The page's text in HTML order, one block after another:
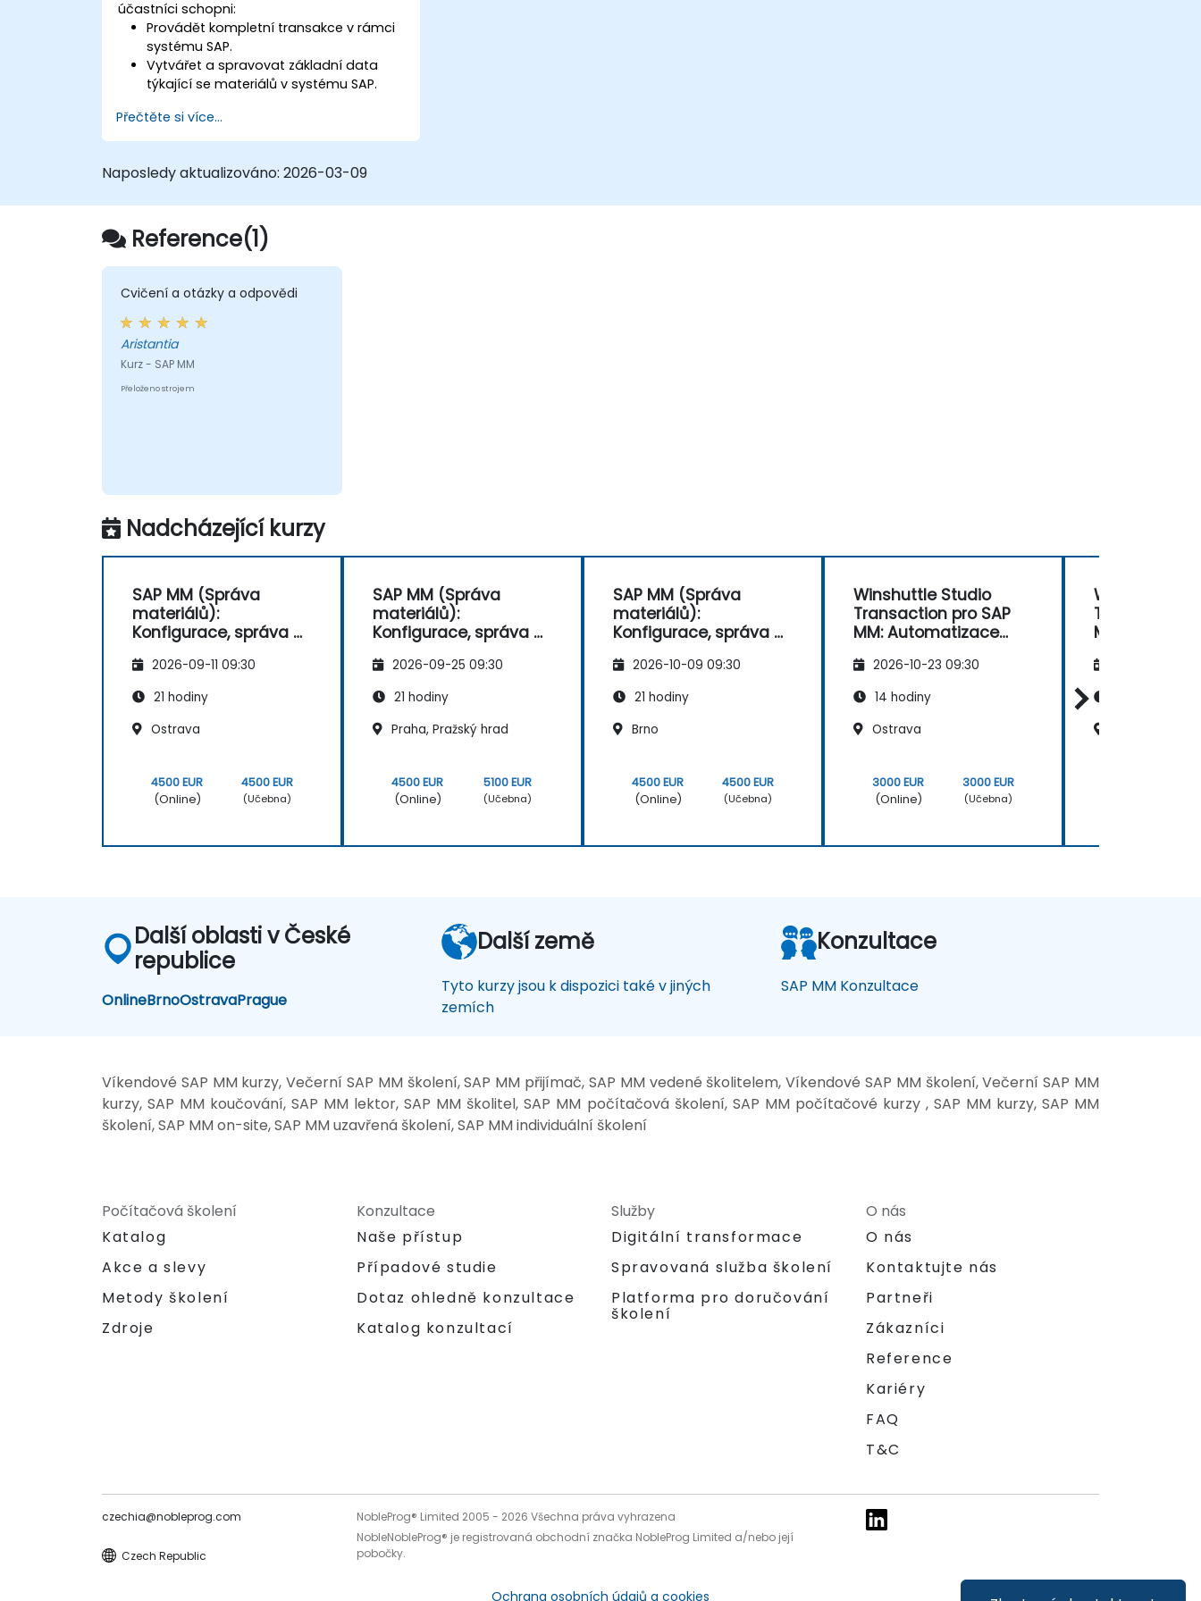
účastníci schopni:
Provádět kompletní transakce v rámci
systému SAP.
Vytvářet a spravovat základní data
týkající se materiálů v systému SAP.
systému SAP.
Přečtěte si více...
Naposledy aktualizováno: 2026-03-09
Reference(1)
Cvičení a otázky a odpovědi
Aristantia
Kurz - SAP MM
Přeloženo strojem
Nadcházející kurzy
SAP MM (Správa
materiálů):
Konfigurace, správa a
2026-09-11 09:30
21 hodiny
Ostrava
4500 EUR
(Online)
4500 EUR
(Učebna)
SAP MM (Správa
materiálů):
Konfigurace, správa a
2026-09-25 09:30
21 hodiny
Praha, Pražský hrad
4500 EUR
(Online)
5100 EUR
(Učebna)
SAP MM (Správa
materiálů):
Konfigurace, správa a
2026-10-09 09:30
21 hodiny
Brno
4500 EUR
(Online)
4500 EUR
(Učebna)
Winshuttle Studio
Transaction pro SAP
MM: Automatizace
dat2026-10-23 09:30
14 hodiny
Ostrava
3000 EUR
(Online)
3000 EUR
(Učebna)
Winshuttle
Transaction
MM:
dat
Další oblasti v České
republice
OnlineBrnoOstravaPrague
Další země
Tyto kurzy jsou k dispozici také v jiných
zemích
Konzultace
SAP MM Konzultace
Víkendové SAP MM kurzy, Večerní SAP MM školení, SAP MM přijímač, SAP MM vedené školitelem, Víkendové SAP MM školení, Večerní SAP MM
kurzy, SAP MM koučování, SAP MM lektor, SAP MM školitel, SAP MM počítačová školení, SAP MM počítačové kurzy , SAP MM kurzy, SAP MM
školení, SAP MM on-site, SAP MM uzavřená školení, SAP MM individuální školení
Počítačová školení
Katalog
Akce a slevy
Metody školení
Zdroje
Konzultace
Naše přístup
Případové studie
Dotaz ohledně konzultace
Katalog konzultací
Služby
Digitální transformace
Spravovaná služba školení
Platforma pro doručování
školení
O nás
O nás
Kontaktujte nás
Partneři
Zákazníci
Reference
Kariéry
FAQ
T&C
czechia@nobleprog.com
Czech Republic
NobleProg® Limited 2005 - 2026 Všechna práva vyhrazena
NobleNobleProg® je registrovaná obchodní značka NobleProg Limited a/nebo její
pobočky.
Ochrana osobních údajů a cookies